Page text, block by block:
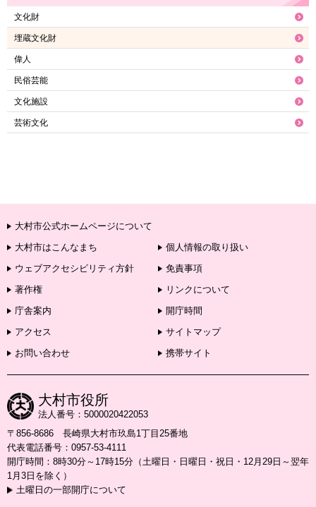
文化財
埋蔵文化財
偉人
民俗芸能
文化施設
芸術文化
大村市公式ホームページについて
大村市はこんなまち
個人情報の取り扱い
ウェブアクセシビリティ方針
免責事項
著作権
リンクについて
庁舎案内
開庁時間
アクセス
サイトマップ
お問い合わせ
携帯サイト
大村市役所
法人番号：5000020422053
〒856-8686 長崎県大村市玖島1丁目25番地
代表電話番号：0957-53-4111
開庁時間：8時30分～17時15分（土曜日・日曜日・祝日・12月29日～翌年
1月3日を除く）
土曜日の一部開庁について